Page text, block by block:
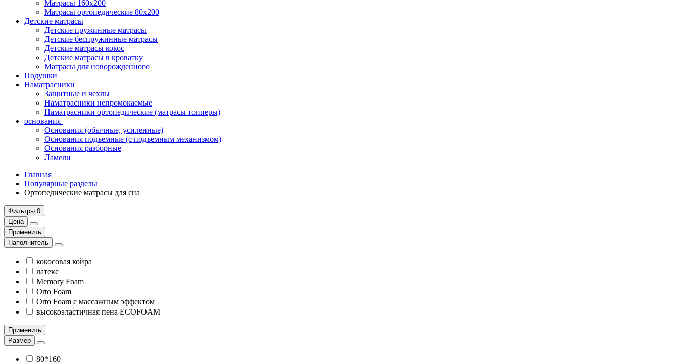
Матрасы 160х200
Матрасы ортопедические 80х200
Детские матрасы
Детские пружинные матрасы
Детские беспружинные матрасы
Детские матрасы кокос
Детские матрасы в кроватку
Матрасы для новорожденного
Подушки
Наматрасники
Защитные и чехлы
Наматрасники непромокаемые
Наматрасники ортопедические (матрасы топперы)
основания
Основания (обычные, усиленные)
Основания подъемные (с подъемным механизмом)
Основания разборные
Ламели
Главная
Популярные разделы
Ортопедические матрасы для сна
Фильтры 0
Цена
Применить
Наполнитель
кокосовая койра
латекс
Memory Foam
Orto Foam
Orto Foam с массажным эффектом
высокоэластичная пена ECOFOAM
Применить
Размер
80*160